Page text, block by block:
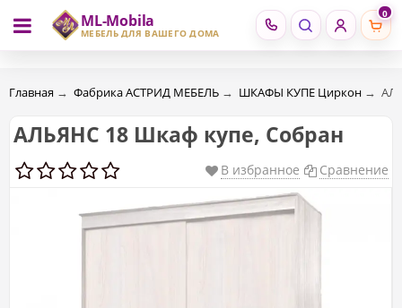
ML-Mobila
МЕБЕЛЬ ДЛЯ ВАШЕГО ДОМА
0
RU RO
Главная → Фабрика АСТРИД МЕБЕЛЬ → ШКАФЫ КУПЕ Циркон →
АЛЬЯНС 18 Шкаф купе, Собран
В избранное Сравнение